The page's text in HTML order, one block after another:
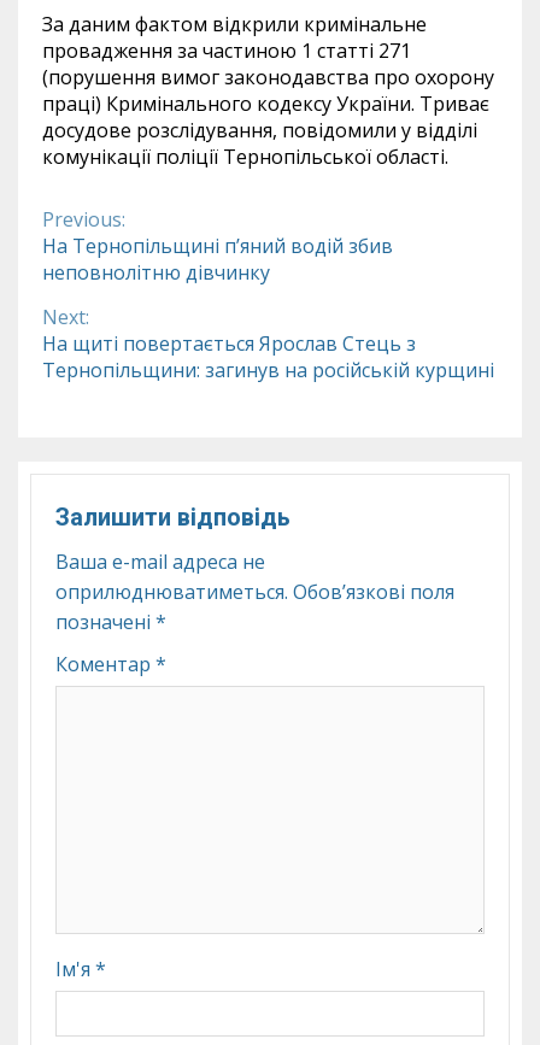
За даним фактом відкрили кримінальне
провадження за частиною 1 статті 271
(порушення вимог законодавства про охорону
праці) Кримінального кодексу України. Триває
досудове розслідування, повідомили у відділі
комунікації поліції Тернопільської області.
Continue
Reading
Previous:
На Тернопільщині п’яний водій збив
неповнолітню дівчинку
Next:
На щиті повертається Ярослав Стець з
Тернопільщини: загинув на російській курщині
Залишити відповідь
Ваша e-mail адреса не
оприлюднюватиметься. Обов’язкові поля
позначені *
Коментар *
Ім'я *